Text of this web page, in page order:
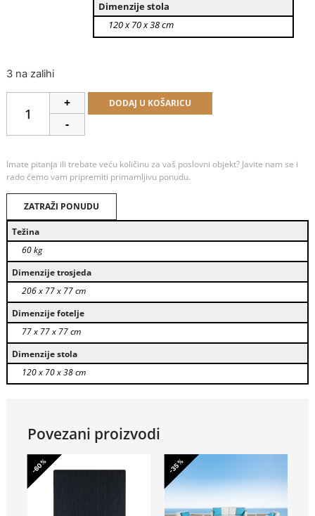
Dimenzije stola
120 x 70 x 38 cm
3 na zalihi
+
-
DODAJ U KOŠARICU
Imate pitanja ili trebate veću količinu za vaš poslovni objekt? Javite nam se i
rado ćemo vam pripremiti primamljivu ponudu.
ZATRAŽI PONUDU
Težina
60 kg
Dimenzije trosjeda
206 x 77 x 77 cm
Dimenzije fotelje
77 x 77 x 77 cm
Dimenzije stola
120 x 70 x 38 cm
Povezani proizvodi
-60% -35%